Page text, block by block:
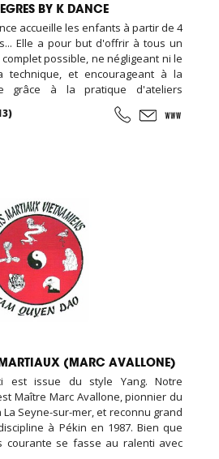
BY K DANCE
accueille les enfants à partir de 4
Elle a pour but d'offrir à tous un
possible, ne négligeant ni le
technique, et encourageant à la
grâce à la pratique d'ateliers
de YOGA, PILATES, ... Cours de
jazz, hip-hop, break, ragga,
MARTIAUX (MARC AVALLONE)
est issue du style Yang. Notre
Maître Marc Avallone, pionnier du
Seyne-sur-mer, et reconnu grand
à Pékin en 1987. Bien que
courante se fasse au ralenti avec